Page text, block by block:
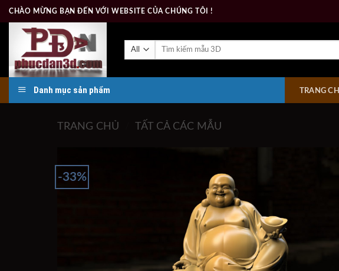
Skip
to
content
CHÀO MỪNG BẠN ĐẾN VỚI WEBSITE CỦA CHÚNG TÔI !
Tìm
Danh mục sản phẩm TRANG
TRANG CHỦ TẤT CẢ CÁC MẪU
-33%